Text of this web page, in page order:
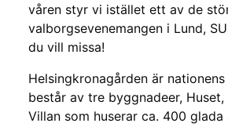
våren styr vi istället ett av de
valborgsevenemangen i Lund,
du vill missa!
Helsingkronagården är
består av tre byggnadeer,
Villan som huserar ca. 400 glada